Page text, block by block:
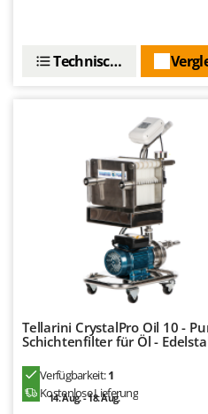
Waldner
Weber
Wiper EcoRobot
Wolf Garten
Wortex
Worx
Y Yard Force
Technische Daten
Tellarini CrystalPro Oil 10 -
Schichtenfilter für Öl -
Verfügbarkeit:1
Kostenlose Lieferung
14. Aug. - 18. Aug.